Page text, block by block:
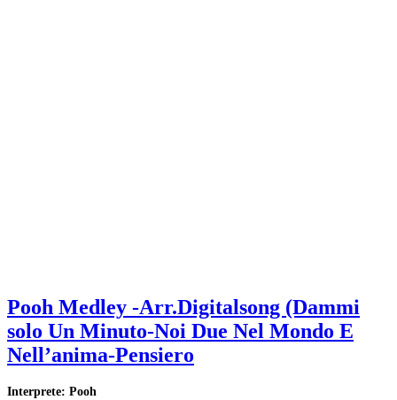
Pooh Medley -Arr.Digitalsong (Dammi
solo Un Minuto-Noi Due Nel Mondo E
Nell’anima-Pensiero
Interprete: Pooh